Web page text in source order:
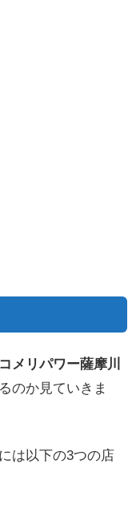
コメリパワー薩摩川
のか見ていきま
は以下の3つの店